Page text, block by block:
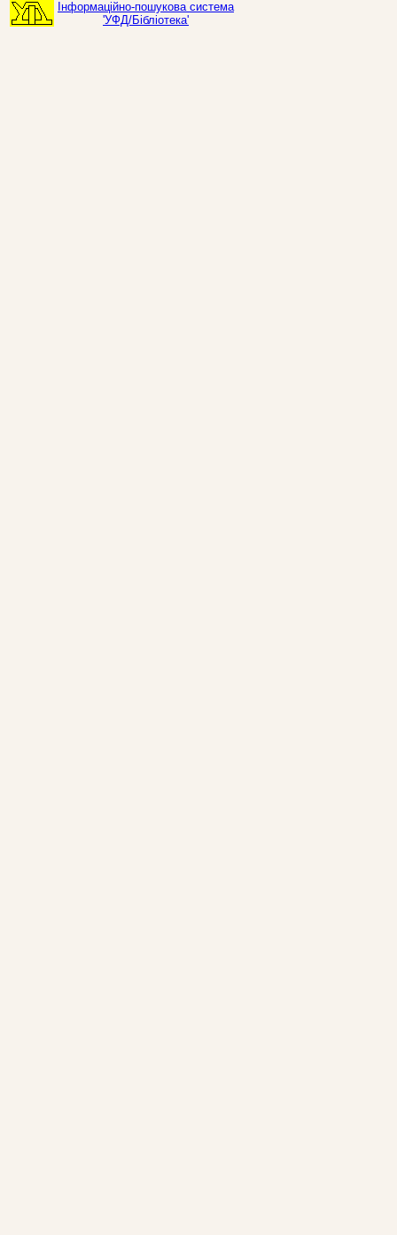
Інформаційно-пошукова система
'УФД/Бібліотека'